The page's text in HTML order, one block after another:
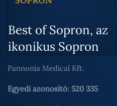
Best of Sopron, az
ikonikus Sopron
Pannonia Medical Kft.
Egyedi azonosító: 520 335